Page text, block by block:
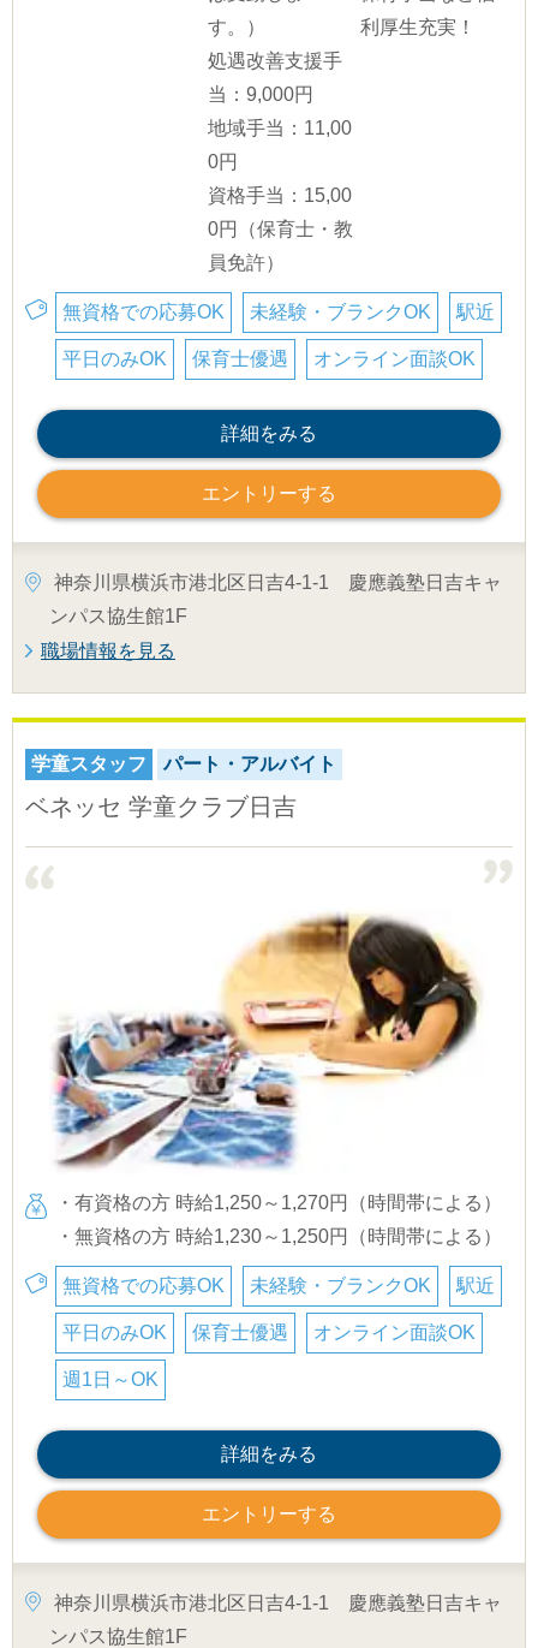
す。）
処遇改善支援手
当：9,000円
地域手当：11,00
0円
資格手当：15,00
0円（保育士・教
員免許）
利厚生充実！
無資格での応募OK 未経験・ブランクOK 駅近
平日のみOK 保育士優遇 オンライン面談OK
詳細をみる
エントリーする
神奈川県横浜市港北区日吉4-1-1 慶應義塾日吉キャ
ンパス協生館1F
職場情報を見る
学童スタッフ パート・アルバイト
ベネッセ 学童クラブ日吉
・有資格の方 時給1,250～1,270円（時間帯による）
・無資格の方 時給1,230～1,250円（時間帯による）
無資格での応募OK 未経験・ブランクOK 駅近
平日のみOK 保育士優遇 オンライン面談OK
週1日～OK
詳細をみる
エントリーする
神奈川県横浜市港北区日吉4-1-1 慶應義塾日吉キャ
ンパス協生館1F